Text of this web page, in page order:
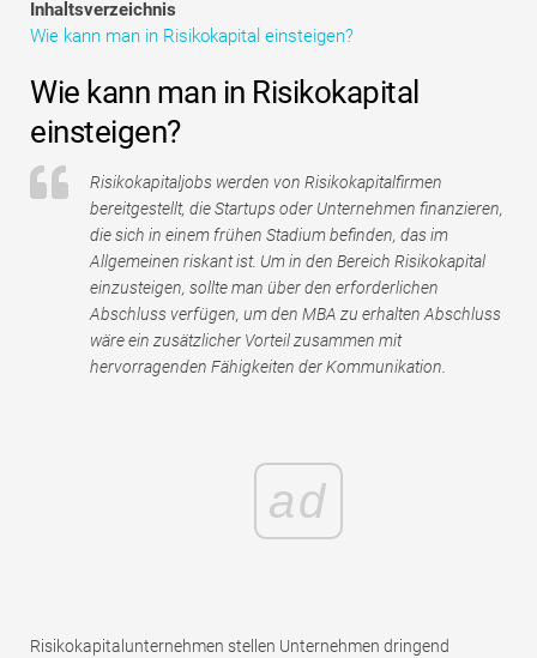
Tutorials zur Finanzmodellierung
Risikomanagement-Tutorials
Inhaltsverzeichnis
Wie kann man in Risikokapital einsteigen?
Wie kann man in Risikokapital
einsteigen?
Risikokapitaljobs werden von Risikokapitalfirmen
bereitgestellt, die Startups oder Unternehmen finanzieren,
die sich in einem frühen Stadium befinden, das im
Allgemeinen riskant ist. Um in den Bereich Risikokapital
einzusteigen, sollte man über den erforderlichen
Abschluss verfügen, um den MBA zu erhalten Abschluss
wäre ein zusätzlicher Vorteil zusammen mit
hervorragenden Fähigkeiten der Kommunikation.
ad
Risikokapitalunternehmen stellen Unternehmen dringend